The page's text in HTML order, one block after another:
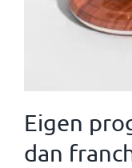
Eigen
dan